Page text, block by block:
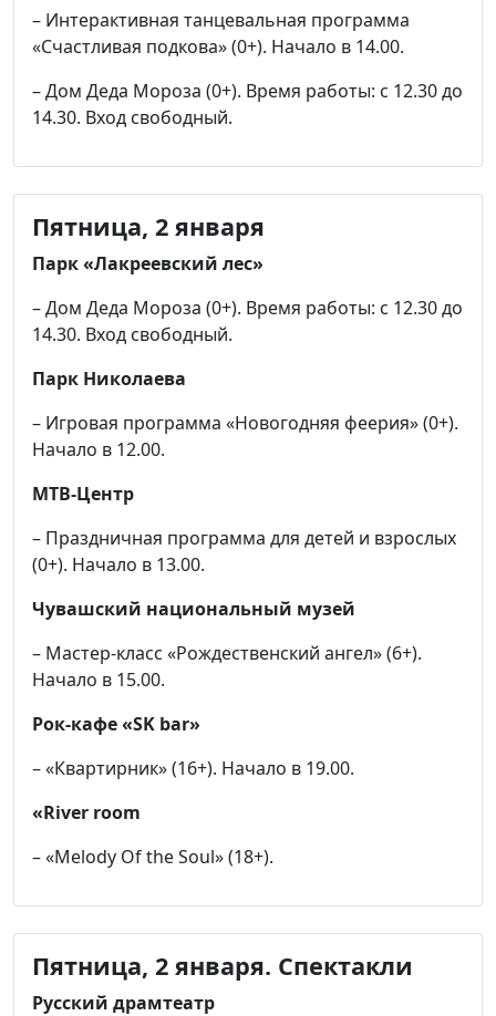
– Интерактивная танцевальная программа
«Счастливая подкова» (0+). Начало в 14.00.
– Дом Деда Мороза (0+). Время работы: с 12.30 до
14.30. Вход свободный.
Пятница, 2 января
Парк «Лакреевский лес»
– Дом Деда Мороза (0+). Время работы: с 12.30 до
14.30. Вход свободный.
Парк Николаева
– Игровая программа «Новогодняя феерия» (0+).
Начало в 12.00.
МТВ-Центр
– Праздничная программа для детей и взрослых
(0+). Начало в 13.00.
Чувашский национальный музей
– Мастер-класс «Рождественский ангел» (6+).
Начало в 15.00.
Рок-кафе «SK bar»
– «Квартирник» (16+). Начало в 19.00.
«River room
– «Melody Of the Soul» (18+).
Пятница, 2 января. Спектакли
Русский драмтеатр